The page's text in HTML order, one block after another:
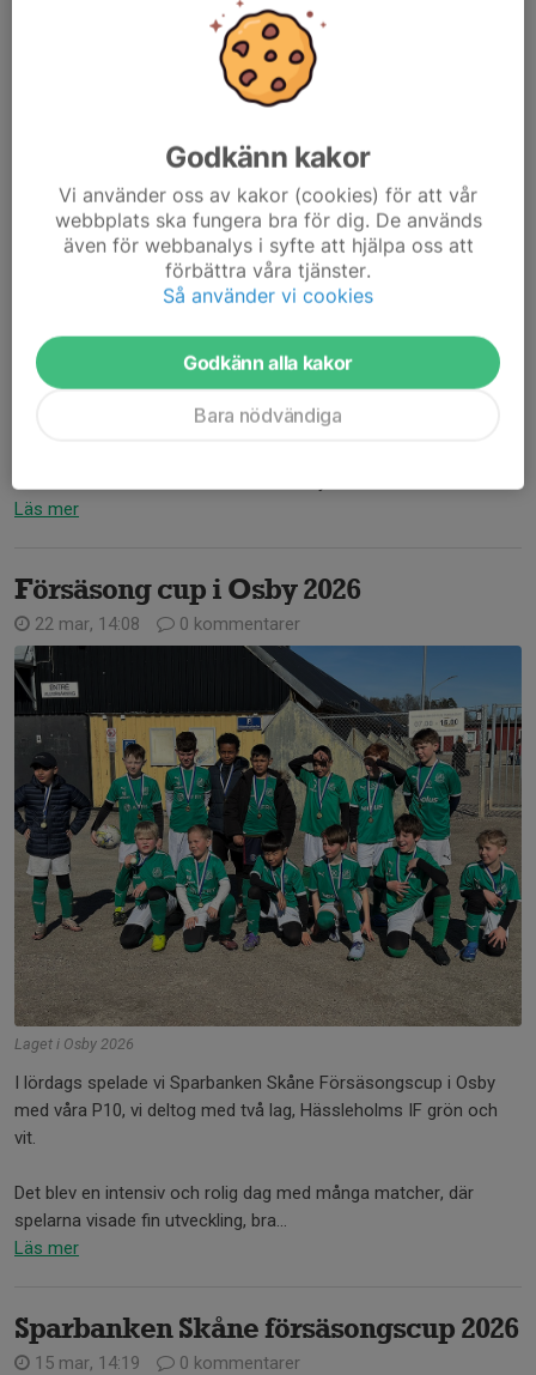
Vad gäller när vi ansvarar för bollkalle.
Här är en enkel genomgång så allt flyter smidigt på match:
Läs mer
Försäsong cup i Osby 2026
22 mar, 14:08 0 kommentarer
Laget i Osby 2026
I lördags spelade vi Sparbanken Skåne Försäsongscup i Osby
med våra P10, vi deltog med två lag, Hässleholms IF grön och
vit.
Det blev en intensiv och rolig dag med många matcher, där
spelarna visade fin utveckling, bra...
Läs mer
Sparbanken Skåne försäsongscup 2026
15 mar, 14:19
0 kommentarer
Godkänn kakor
Vi använder oss av kakor (cookies) för att vår
webbplats ska fungera bra för dig. De används
även för webbanalys i syfte att hjälpa oss att
förbättra våra tjänster.
Så använder vi cookies
Godkänn alla kakor
Bara nödvändiga